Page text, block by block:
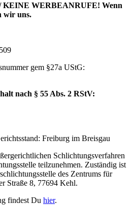
WERBEANRUFE! Wenn
wir uns.
509
gem §27a UStG:
nach § 55 Abs. 2 RStV:
Freiburg im Breisgau
Schlichtungsverfahren
teilzunehmen. Zuständig ist
des Zentrums für
Straße 8, 77694 Kehl.
findest Du hier.